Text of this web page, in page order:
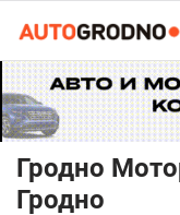
Гродно
Гродно